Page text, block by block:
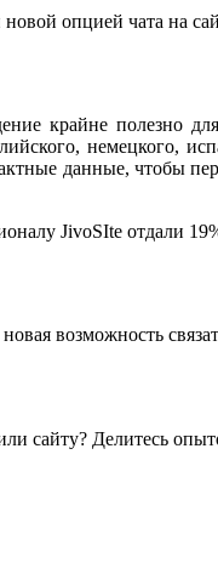
опцией чата на
крайне полезно
немецкого,
данные, чтобы
JivoSIte отдали
возможность
сайту? Делитесь